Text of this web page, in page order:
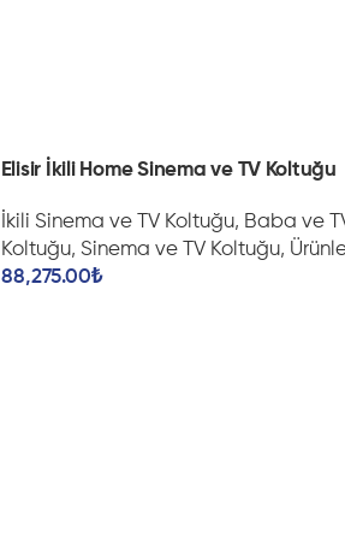
Elisir İkili Home Sinema ve TV Koltuğu
İkili Sinema ve TV Koltuğu, Baba ve
Koltuğu, Sinema ve TV Koltuğu,
88,275.00₺